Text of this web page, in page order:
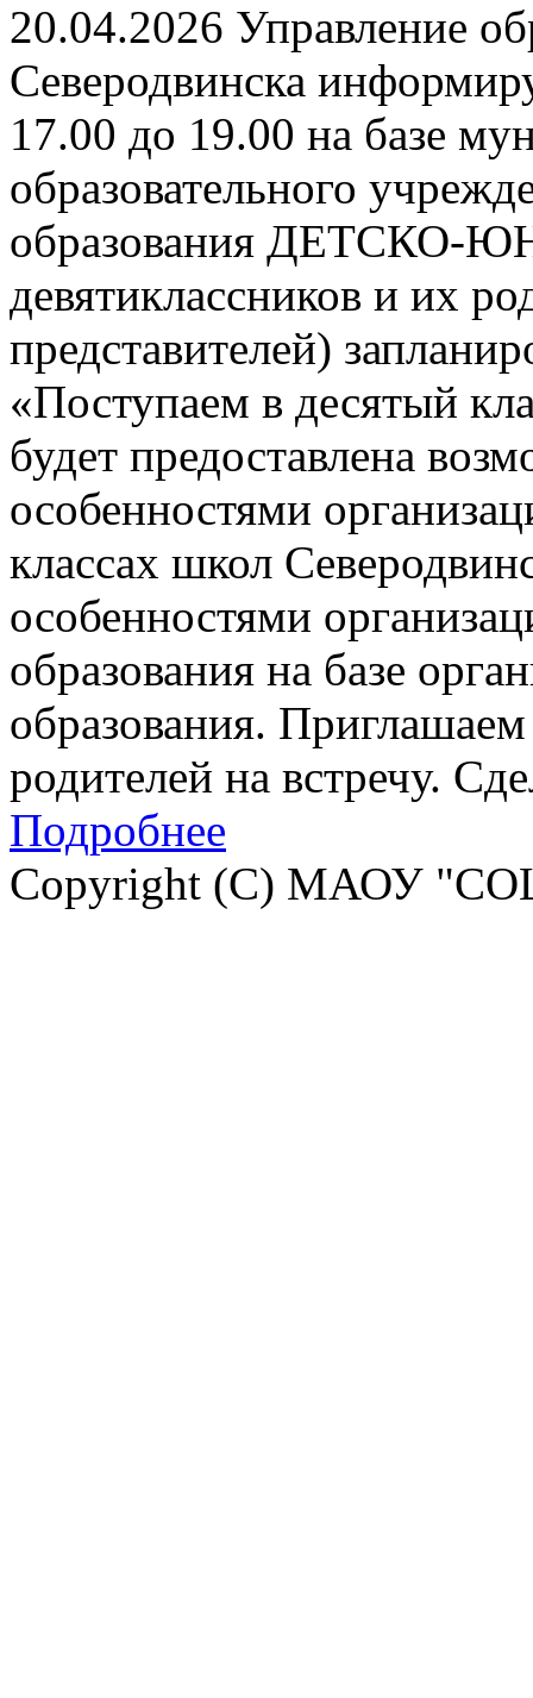
20.04.2026 Управление
Северодвинска
17.00 до 19.00 на базе
образовательного
образования
девятиклассников и их
представителей)
«Поступаем в десятый
будет предоставлена
особенностями
классах школ
особенностями
образования на базе
образования.
родителей на встречу.
Подробнее
Copyright (C) МАОУ